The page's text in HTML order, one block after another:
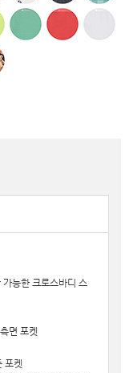
능한 크로스바디 스
면 포켓
포켓